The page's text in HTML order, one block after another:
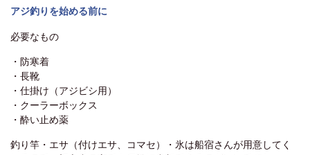
アジ釣りを始める前に
必要なもの
・防寒着
・長靴
・仕掛け（アジビシ用）
・クーラーボックス
・酔い止め薬
釣り竿・エサ（付けエサ、コマセ）・氷は船宿さんが用意してく